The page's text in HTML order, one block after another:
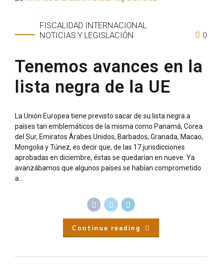
FISCALIDAD INTERNACIONAL
NOTICIAS Y LEGISLACIÓN
0
Tenemos avances en la
lista negra de la UE
La Unión Europea tiene previsto sacar de su lista negra a
países tan emblemáticos de la misma como Panamá, Corea
del Sur, Emiratos Árabes Unidos, Barbados, Granada, Macao,
Mongolia y Túnez, es decir que, de las 17 jurisdicciones
aprobadas en diciembre, éstas se quedarían en nueve. Ya
avanzábamos que algunos países se habían comprometido
a...
Continue reading